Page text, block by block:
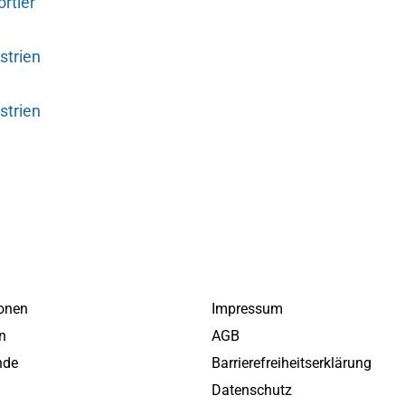
Impressum
AGB
Barrierefreiheitserklärung
Datenschutz